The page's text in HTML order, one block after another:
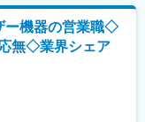
単位で取得できる有給休
子供が3歳になるまで取
支援金を給付。
後から取得可能。
な薬を提供したかを一
り、医療過誤の防止・
上下する可能性があり
です。
ー機器の営業職◇
無◇業界シェア